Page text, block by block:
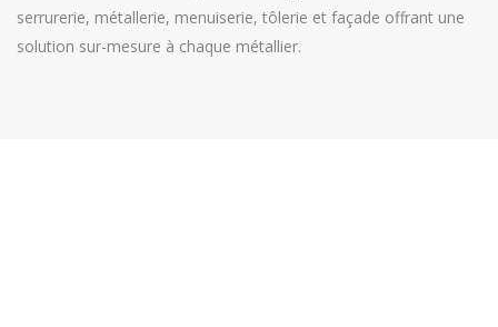
serrurerie, métallerie, menuiserie, tôlerie et façade offrant une
solution sur-mesure à chaque métallier.